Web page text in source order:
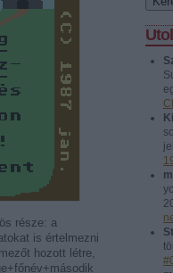
része: a
is értelmezni
hozott létre,